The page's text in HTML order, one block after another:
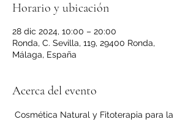
Horario y ubicación
28 dic 2024, 10:00 – 20:00
Ronda, C. Sevilla, 119, 29400 Ronda,
Málaga, España
Acerca del evento
Cosmética Natural y Fitoterapia para la